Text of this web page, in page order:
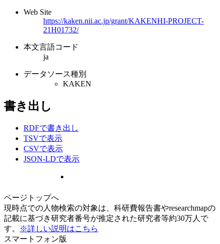
Web Site
https://kaken.nii.ac.jp/grant/KAKENHI-PROJECT-
21H01732/
本文言語コード
ja
データソース種別
KAKEN
書き出し
RDFで書き出し
TSVで表示
CSVで表示
JSON-LDで表示
ページトップへ
現時点での人物検索の対象は、科研費報告書やresearchmapの
記載に基づき研究者番号が推定された研究者等約30万人で
す。
※詳しい説明はこちら
スマートフォン版